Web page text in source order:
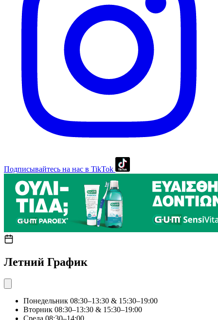
Подписывайтесь на нас в TikTok
Летний График
Понедельник 08:30–13:30 & 15:30–19:00
Вторник 08:30–13:30 & 15:30–19:00
Среда 08:30–14:00